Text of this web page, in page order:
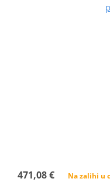
471,08 € Na zalihi u